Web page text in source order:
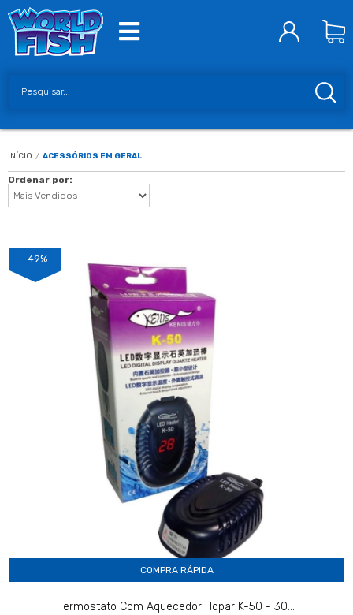
INÍCIO / ACESSÓRIOS EM GERAL
Ordenar por:
-49%
COMPRA RÁPIDA
Termostato Com Aquecedor Hopar K-50 - 30...